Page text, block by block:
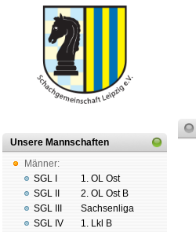
Unsere Mannschaften
Männer:
SGL I
SGL II
SGL III
SGL IV
1. OL Ost
2. OL Ost B
Sachsenliga
1. Lkl B